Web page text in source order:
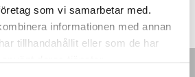
som vi samarbetar med.
informationen med annan
tillhandahållit eller som de har